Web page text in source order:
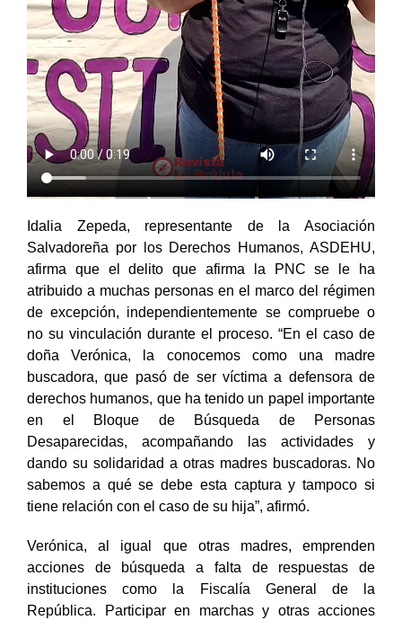
Idalia Zepeda, representante de la Asociación
Salvadoreña por los Derechos Humanos, ASDEHU,
afirma que el delito que afirma la PNC se le ha
atribuido a muchas personas en el marco del régimen
de excepción, independientemente se compruebe o
no su vinculación durante el proceso. “En el caso de
doña Verónica, la conocemos como una madre
buscadora, que pasó de ser víctima a defensora de
derechos humanos, que ha tenido un papel importante
en el Bloque de Búsqueda de Personas
Desaparecidas, acompañando las actividades y
dando su solidaridad a otras madres buscadoras. No
sabemos a qué se debe esta captura y tampoco si
tiene relación con el caso de su hija”, afirmó.
Verónica, al igual que otras madres, emprenden
acciones de búsqueda a falta de respuestas de
instituciones como la Fiscalía General de la
República. Participar en marchas y otras acciones